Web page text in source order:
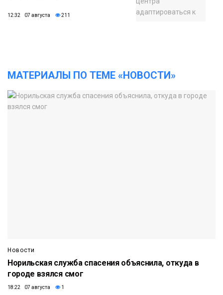
12:32 07 августа 211
МАТЕРИАЛЫ ПО ТЕМЕ «НОВОСТИ»
Новости
Норильская служба спасения объяснила, откуда в
городе взялся смог
18:22 07 августа 1